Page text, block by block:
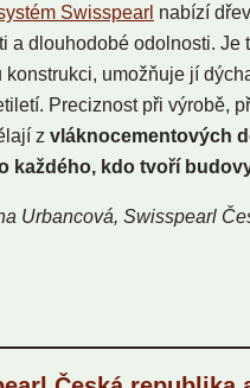
Swisspearl nabízí
a dlouhodobé odolnosti. Je
konstrukci, umožňuje jí
Preciznost při výrobě,
z vláknocementových
každého, kdo tvoří
Urbancová, Swisspearl